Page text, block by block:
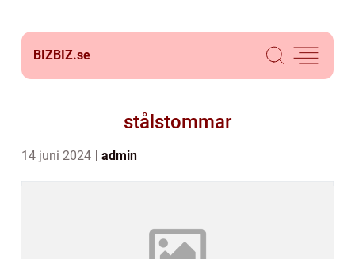
BIZBIZ.se
stålstommar
14 juni 2024 admin